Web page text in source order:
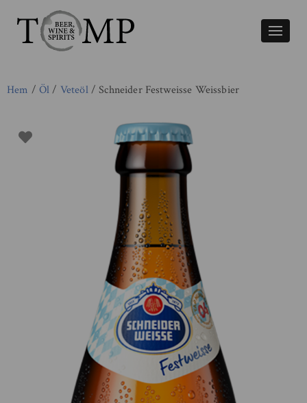
Växla
Hem / Öl/ Veteöl/ Schneider Festweisse Weissbier